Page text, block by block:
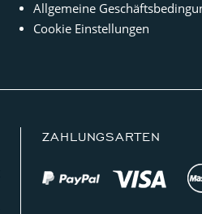
Allgemeine
Cookie Einstellungen
ZAHLUNGSARTEN